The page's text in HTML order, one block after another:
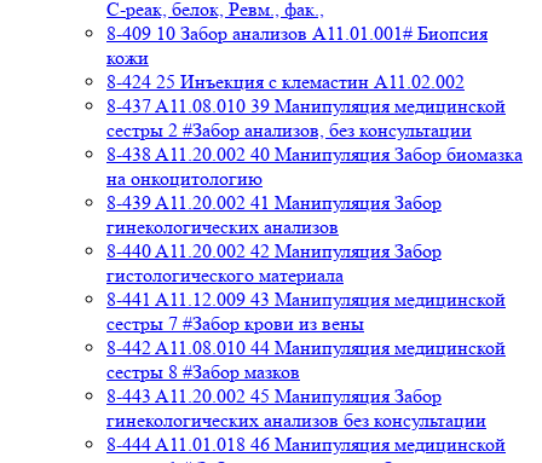
C-реак, белок, Ревм., фак.,
8-409 10 Забор анализов A11.01.001# Биопсия
кожи
8-424 25 Инъекция с клемастин A11.02.002
8-437 A11.08.010 39 Манипуляция медицинской
сестры 2 #Забор анализов, без консультации
8-438 A11.20.002 40 Манипуляция Забор биомазка
на онкоцитологию
8-439 A11.20.002 41 Манипуляция Забор
гинекологических анализов
8-440 A11.20.002 42 Манипуляция Забор
гистологического материала
8-441 A11.12.009 43 Манипуляция медицинской
сестры 7 #Забор крови из вены
8-442 A11.08.010 44 Манипуляция медицинской
сестры 8 #Забор мазков
8-443 A11.20.002 45 Манипуляция Забор
гинекологических анализов без консультации
8-444 A11.01.018 46 Манипуляция медицинской